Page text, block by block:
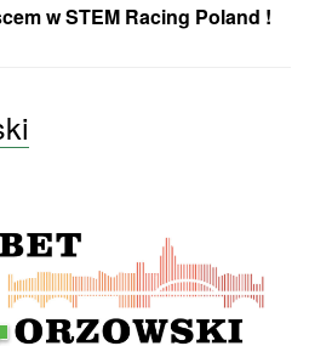
w STEM Racing Poland !